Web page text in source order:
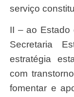
serviço
II – ao Estado ou Distrito Federal, por meio da
Secretaria
estratégia
com
fomentar e